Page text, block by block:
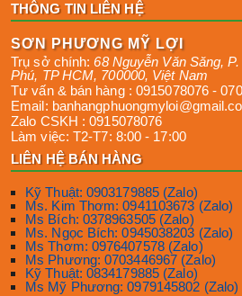
THÔNG TIN LIÊN HỆ
SƠN PHƯƠNG MỸ LỢI
Trụ sở chính:68 Nguyễn Văn Săng,
Phú, TP HCM, 700000, Việt Nam
Tư vấn & bán hàng : 0915078076 -
Email:
Zalo CSKH :0915078076
Làm việc: T2-T7: 8:00 - 17:00
LIÊN HỆ BÁN HÀNG
Kỹ Thuật: 0903179885 (Zalo)
Ms. Kim Thơm: 0941103673 (Zalo)
Ms Bích: 0378963505 (Zalo)
Ms. Ngọc Bích: 0945038203 (Zalo)
Ms Thơm: 0976407578 (Zalo)
Ms Phương: 0703446967 (Zalo)
Kỹ Thuật: 0834179885 (Zalo)
Ms Mỹ Phương: 0979145802 (Zalo)